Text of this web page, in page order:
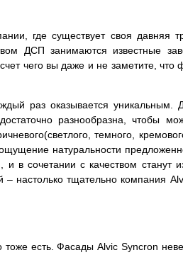
где существует своя давняя
ДСП занимаются известные
чего вы даже и не заметите, что
раз оказывается уникальным.
разнообразна, чтобы
темного,
натуральности
в сочетании с качеством станут
настолько тщательно компания
есть. Фасады Alvic Syncron